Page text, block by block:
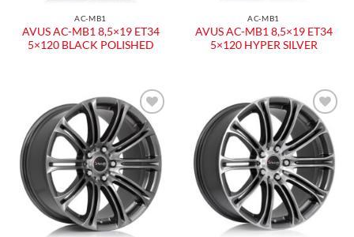
AC-MB1
AVUS AC-MB1 8,5×19 ET34
5×120 BLACK POLISHED
AC-MB1
AVUS AC-MB1 8,5×19 ET34
5×120 HYPER SILVER
Aggiungi
alla lista
dei
desideri
Aggiungi
alla lista
dei
desideri